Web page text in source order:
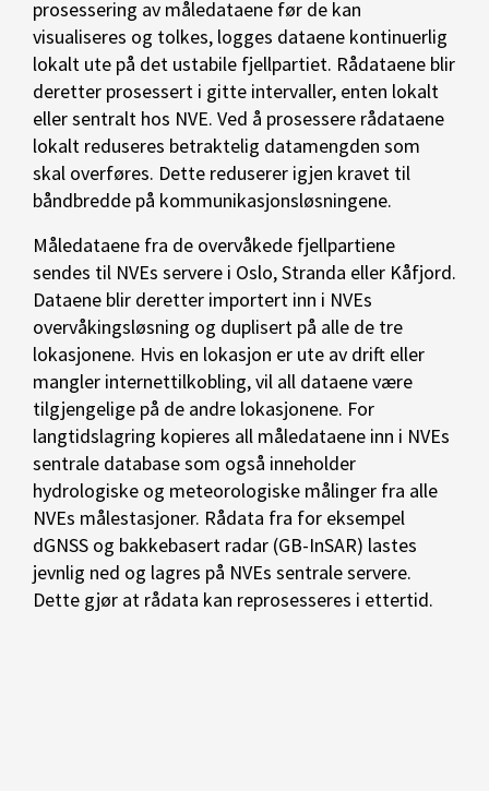
prosessering av måledataene før de kan
visualiseres og tolkes, logges dataene kontinuerlig
lokalt ute på det ustabile fjellpartiet. Rådataene blir
deretter prosessert i gitte intervaller, enten lokalt
eller sentralt hos NVE. Ved å prosessere rådataene
lokalt reduseres betraktelig datamengden som
skal overføres. Dette reduserer igjen kravet til
båndbredde på kommunikasjonsløsningene.
Måledataene fra de overvåkede fjellpartiene
sendes til NVEs servere i Oslo, Stranda eller Kåfjord.
Dataene blir deretter importert inn i NVEs
overvåkingsløsning og duplisert på alle de tre
lokasjonene. Hvis en lokasjon er ute av drift eller
mangler internettilkobling, vil all dataene være
tilgjengelige på de andre lokasjonene. For
langtidslagring kopieres all måledataene inn i NVEs
sentrale database som også inneholder
hydrologiske og meteorologiske målinger fra alle
NVEs målestasjoner. Rådata fra for eksempel
dGNSS og bakkebasert radar (GB-InSAR) lastes
jevnlig ned og lagres på NVEs sentrale servere.
Dette gjør at rådata kan reprosesseres i ettertid.